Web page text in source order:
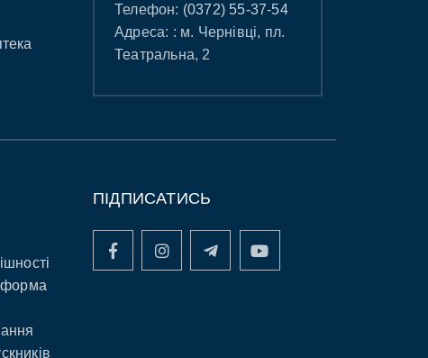
Телефон: (0372) 55-37-54
Адреса: : м. Чернівці, пл.
Театральна, 2
ПІДПИСАТИСЬ